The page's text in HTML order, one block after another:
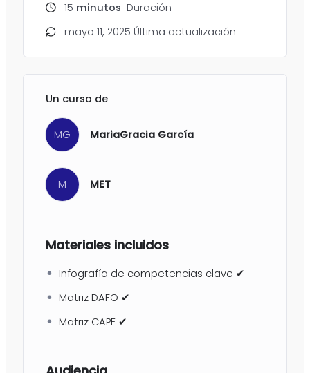
15 minutos Duración
mayo 11, 2025 Última actualización
Un curso de
MG MariaGracia García
M MET
Materiales incluidos
Infografía de competencias clave ✔
Matriz DAFO ✔
Matriz CAPE ✔